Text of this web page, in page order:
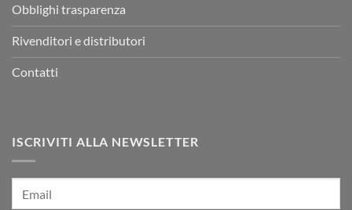
Obblighi trasparenza
Rivenditori e distributori
Contatti
ISCRIVITI ALLA NEWSLETTER